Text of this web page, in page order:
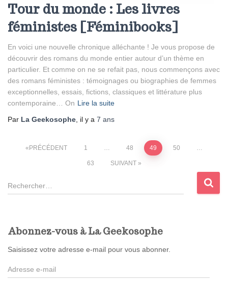
Tour du monde : Les livres
féministes [Féminibooks]
En voici une nouvelle chronique alléchante ! Je vous propose de
découvrir des romans du monde entier autour d’un thème en
particulier. Et comme on ne se refait pas, nous commençons avec
des romans féministes : témoignages ou biographies de femmes
exceptionnelles, essais, fictions, classiques et littérature plus
contemporaine… On Lire la suite
Par La Geekosophe , il y a 7 ans
Pagination
publications
PRÉCÉDENT 1 48 49 50
63 SUIVANT
R
e
r
c
e
Abonnez-vous à La Geekosophe
Saisissez votre adresse e-mail pour vous abonner.
A
d